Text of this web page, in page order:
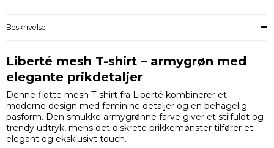
Beskrivelse
Liberté mesh T-shirt – armygrøn med
elegante prikdetaljer
Denne flotte mesh T-shirt fra Liberté kombinerer et
moderne design med feminine detaljer og en behagelig
pasform. Den smukke armygrønne farve giver et stilfuldt og
trendy udtryk, mens det diskrete prikkemønster tilfører et
elegant og eksklusivt touch.